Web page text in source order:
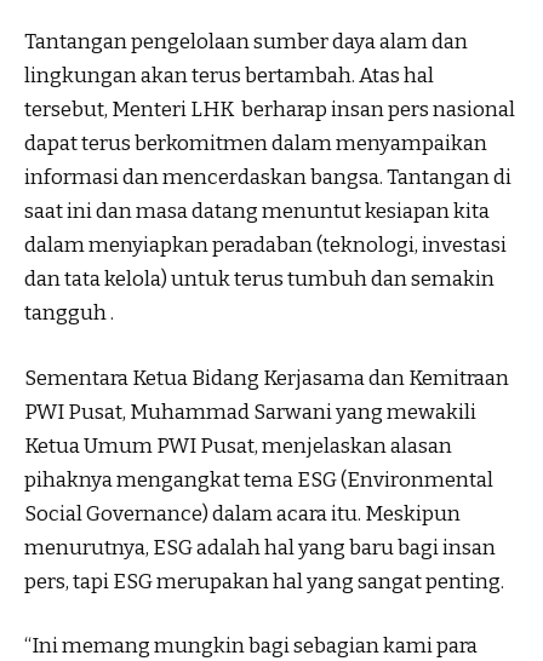
Tantangan pengelolaan sumber daya alam dan
lingkungan akan terus bertambah. Atas hal
tersebut, Menteri LHK berharap insan pers nasional
dapat terus berkomitmen dalam menyampaikan
informasi dan mencerdaskan bangsa. Tantangan di
saat ini dan masa datang menuntut kesiapan kita
dalam menyiapkan peradaban (teknologi, investasi
dan tata kelola) untuk terus tumbuh dan semakin
tangguh .
Sementara Ketua Bidang Kerjasama dan Kemitraan
PWI Pusat, Muhammad Sarwani yang mewakili
Ketua Umum PWI Pusat, menjelaskan alasan
pihaknya mengangkat tema ESG (Environmental
Social Governance) dalam acara itu. Meskipun
menurutnya, ESG adalah hal yang baru bagi insan
pers, tapi ESG merupakan hal yang sangat penting.
“Ini memang mungkin bagi sebagian kami para